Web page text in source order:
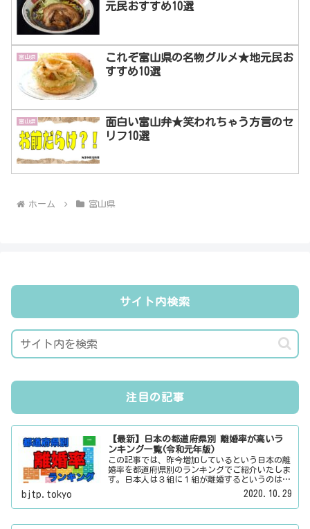
元民おすすめ10選
富山県
これぞ富山県の名物グルメ★地元民お
すすめ10選
富山県
面白い富山弁★笑われちゃう方言のセ
リフ10選
ホーム 富山県
サイト内検索
注目の記事
【最新】日本の都道府県別 離婚率が高いラ
ンキング一覧(令和元年版)
この記事では、昨今増加しているという日本の離
婚率を都道府県別のランキングでご紹介いたしま
す。日本人は３組に１組が離婚するというのは本
当なのかその真偽は？その他にも、大日本観光新
聞では、方言・お土産・名物・観光スポット・デ
ートスポット・パワースポット・心霊スポットな
bjtp.tokyo 2020.10.29